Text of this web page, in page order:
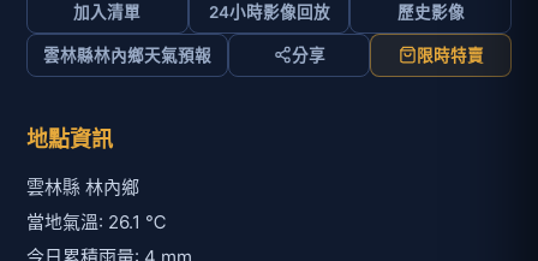
加入清單 24小時影像回放 歷史影像
雲林縣林內鄉天氣預報 分享 限時特賣
地點資訊
雲林縣 林內鄉
當地氣溫: 26.1 ℃
今日累積雨量: 4 mm